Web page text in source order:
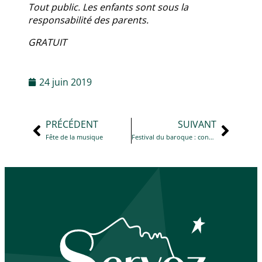
Tout public. Les enfants sont sous la
responsabilité des parents.
GRATUIT
24 juin 2019
PRÉCÉDENT
Fête de la musique
SUIVANT
Festival du baroque : concert